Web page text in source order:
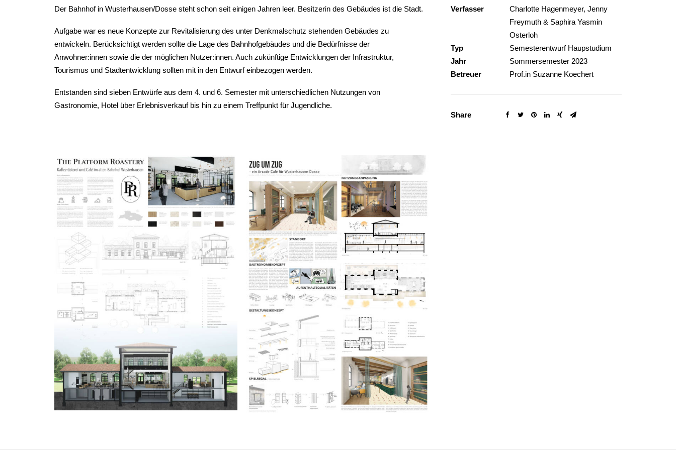
Der Bahnhof in Wusterhausen/Dosse steht schon seit einigen Jahren leer. Besitzerin des Gebäudes ist die Stadt.
Aufgabe war es neue Konzepte zur Revitalisierung des unter Denkmalschutz stehenden Gebäudes zu
entwickeln. Berücksichtigt werden sollte die Lage des Bahnhofgebäudes und die Bedürfnisse der
Anwohner:innen sowie die der möglichen Nutzer:innen. Auch zukünftige Entwicklungen der Infrastruktur,
Tourismus und Stadtentwicklung sollten mit in den Entwurf einbezogen werden.
Entstanden sind sieben Entwürfe aus dem 4. und 6. Semester mit unterschiedlichen Nutzungen von
Gastronomie, Hotel über Erlebnisverkauf bis hin zu einem Treffpunkt für Jugendliche.
Verfasser
Charlotte Hagenmeyer, Jenny
Freymuth & Saphira Yasmin
Osterloh
Typ
Semesterentwurf Haupstudium
Jahr
Sommersemester 2023
Betreuer
Prof.in Suzanne Koechert
Share